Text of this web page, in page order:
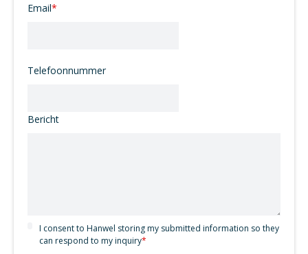
Email*
Telefoonnummer
Bericht
I consent to Hanwel storing my submitted information so they
can respond to my inquiry*